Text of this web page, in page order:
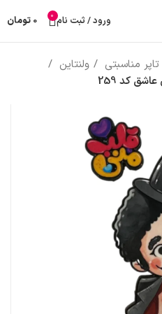
ورود / ثبت نام 0
0 تومان
تاپر مناسبتی
ولنتاین
کد 259